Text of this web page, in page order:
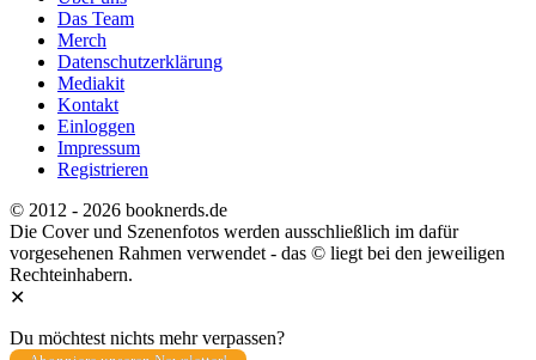
Das Team
Merch
Datenschutzerklärung
Mediakit
Kontakt
Einloggen
Impressum
Registrieren
© 2012 - 2026 booknerds.de
Die Cover und Szenenfotos werden ausschließlich im dafür
vorgesehenen Rahmen verwendet - das © liegt bei den jeweiligen
Rechteinhabern.
✕
Du möchtest nichts mehr verpassen?